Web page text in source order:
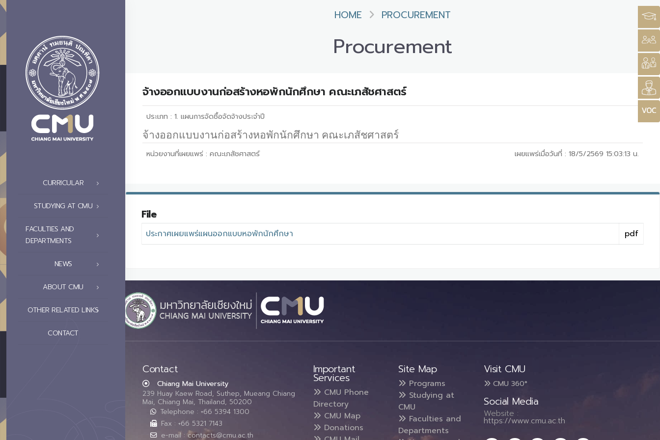
CURRICULAR
STUDYING AT CMU
FACULTIES AND
DEPARTMENTS
NEWS
ABOUT CMU
OTHER RELATED LINKS
CONTACT
HOME PROCUREMENT
Procurement
จ้างออกแบบงานก่อสร้างหอพักนักศึกษา คณะเภสัชศาสตร์
ประเภท : 1. แผนการจัดซื้อจัดจ้างประจำปี
จ้างออกแบบงานก่อสร้างหอพักนักศึกษา คณะเภสัชศาสตร์
หน่วยงานที่เผยแพร่ : คณะเภสัชศาสตร์ เผยแพร่เมื่อวันที่ : 18/5/2569 15:03:13 น.
File
ประกาศเผยแพร่แผนออกแบบหอพักนักศึกษา pdf
Contact
Chiang Mai University
239 Huay Kaew Road, Suthep, Mueang Chiang
Mai, Chiang Mai, Thailand, 50200
Telephone : +66 5394 1300
Fax : +66 5321 7143
e-mail : contacts@cmu.ac.th
Important
Services
CMU Phone
Directory
CMU Map
Donations
Site Map
Programs
Studying at
CMU
Faculties and
Departments
Visit CMU
CMU 360°
Social Media
Website :
https://www.cmu.ac.th